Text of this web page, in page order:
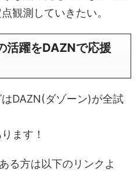
観測していきたい。
活躍をDAZNで応援
DAZN(ダゾーン)が全試
ます！
る方は以下のリンクよ